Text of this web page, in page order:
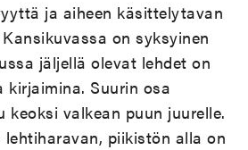
ja aiheen käsittelytavan
on syksyinen
jäljellä olevat lehdet on
Suurin osa
keoksi valkean puun juurelle.
lehtiharavan, piikistön alla on